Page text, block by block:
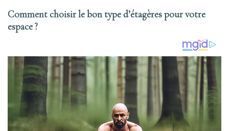
Comment choisir le bon type d’étagères pour votre
espace ?